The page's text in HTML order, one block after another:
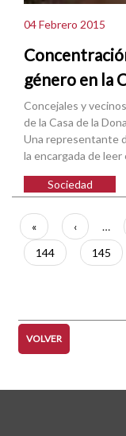
04 Febrero 2015
género en la
Concejales y
de la Casa de la
Una representante
la encargada de
Sociedad
Paginación
Primera
página
«
Página
anterior
‹ …
Página
144 Página
145
VOLVER